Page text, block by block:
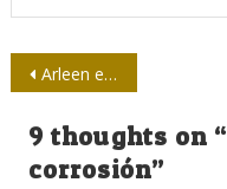
Navegación
de
entradas
Arleen es mucha Arleen
9 thoughts on “
corrosión”